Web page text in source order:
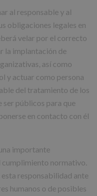
al responsable y al
obligaciones legales en
velar por el correcto
la implantación de
así como
y actuar como persona
del tratamiento de los
ser públicos para que
en contacto con él
importante
cumplimiento normativo.
responsabilidad ante
humanos o de posibles